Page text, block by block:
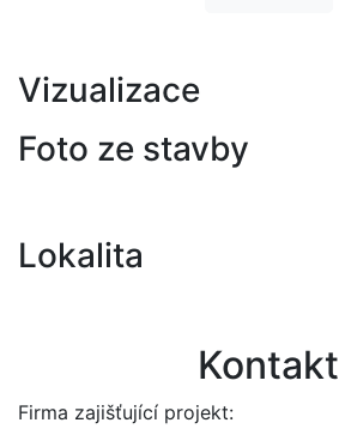
Vizualizace
Foto ze stavby
Lokalita
Kontakt
Firma zajišťující projekt: